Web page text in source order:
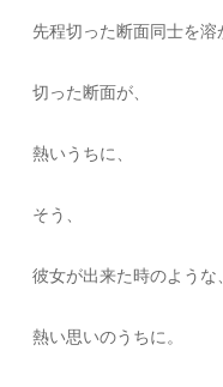
先程切った断面同士を溶
切った断面が、
熱いうちに、
そう、
彼女が出来た時のような
熱い思いのうちに。